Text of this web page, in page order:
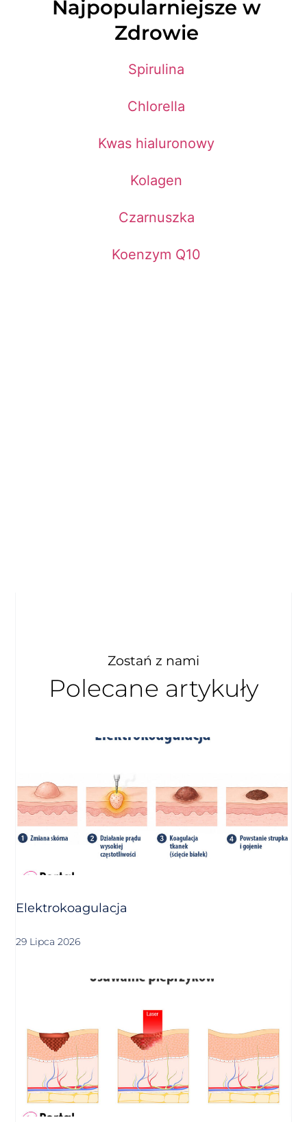
Najpopularniejsze w
Zdrowie
Spirulina
Chlorella
Kwas hialuronowy
Kolagen
Czarnuszka
Koenzym Q10
Zostań z nami
Polecane artykuły
Elektrokoagulacja
29 Lipca 2026